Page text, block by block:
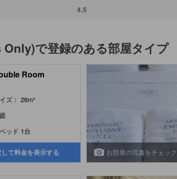
4.5
Only)で登録のある部屋タイプ
Room
ズ： 26m²
ッド 1台
て料金を表示する お部屋の写真をチェック